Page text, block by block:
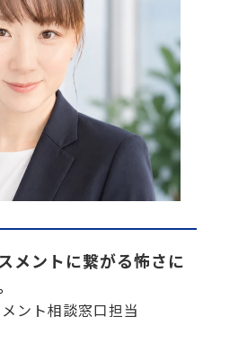
メントに繋がる怖さに
ント相談窓口担当